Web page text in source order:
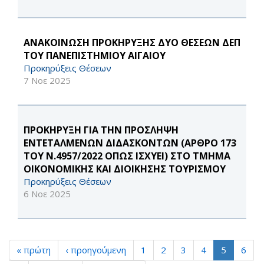
ΑΝΑΚΟΙΝΩΣΗ ΠΡΟΚΗΡΥΞΗΣ ΔΥΟ ΘΕΣΕΩΝ ΔΕΠ
ΤΟΥ ΠΑΝΕΠΙΣΤΗΜΙΟΥ ΑΙΓΑΙΟΥ
Προκηρύξεις Θέσεων
7 Νοε 2025
ΠΡΟΚΗΡΥΞΗ ΓΙΑ ΤΗΝ ΠΡΟΣΛΗΨΗ
ΕΝΤΕΤΑΛΜΕΝΩΝ ΔΙΔΑΣΚΟΝΤΩΝ (ΑΡΘΡΟ 173
ΤΟΥ Ν.4957/2022 ΟΠΩΣ ΙΣΧΥΕΙ) ΣΤΟ ΤΜΗΜΑ
ΟΙΚΟΝΟΜΙΚΗΣ ΚΑΙ ΔΙΟΙΚΗΣΗΣ ΤΟΥΡΙΣΜΟΥ
Προκηρύξεις Θέσεων
6 Νοε 2025
« πρώτη ‹ προηγούμενη 1 2 3 4 5
6